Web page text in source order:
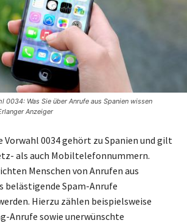
0034: Was Sie über Anrufe aus Spanien wissen
Anzeiger
0034 gehört zu Spanien und gilt
als auch Mobiltelefonnummern.
Menschen von Anrufen aus
belästigende Spam-Anrufe
Hierzu zählen beispielsweise
Anrufe sowie unerwünschte